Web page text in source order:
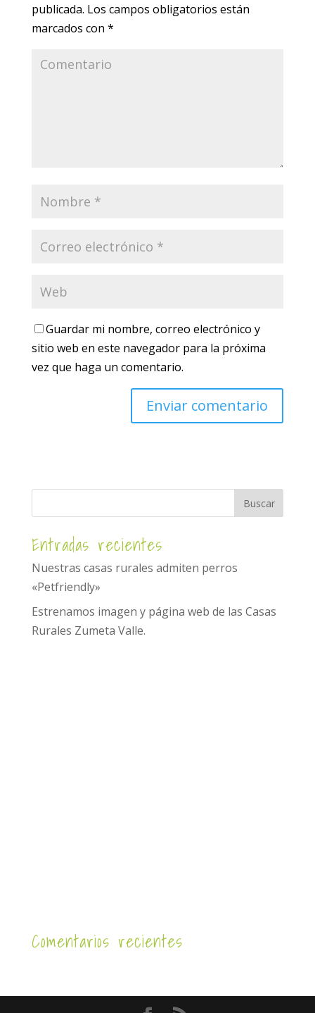
publicada. Los campos obligatorios están
marcados con *
Guardar mi nombre, correo electrónico y
sitio web en este navegador para la próxima
vez que haga un comentario.
Entradas recientes
Nuestras casas rurales admiten perros
«Petfriendly»
Estrenamos imagen y página web de las Casas
Rurales Zumeta Valle.
Comentarios recientes